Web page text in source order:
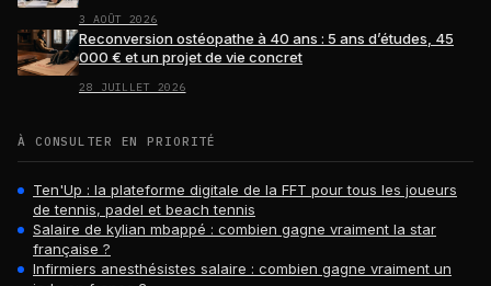
3 AOÛT 2026
Reconversion ostéopathe à 40 ans : 5 ans d’études, 45
000 € et un projet de vie concret
28 JUILLET 2026
À CONSULTER EN PRIORITÉ
Ten'Up : la plateforme digitale de la FFT pour tous les joueurs
de tennis, padel et beach tennis
Salaire de kylian mbappé : combien gagne vraiment la star
française ?
Infirmiers anesthésistes salaire : combien gagne vraiment un